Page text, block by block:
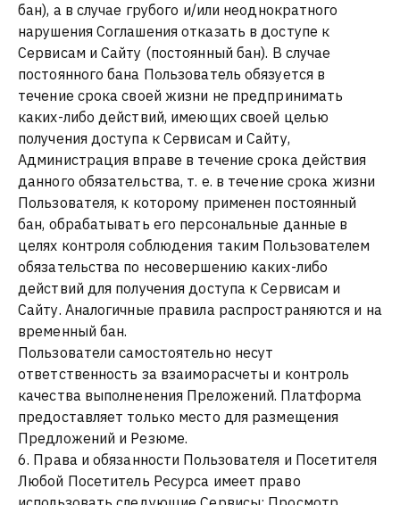
бан), а в случае грубого и/или неоднократного
нарушения Соглашения отказать в доступе к
Сервисам и Сайту (постоянный бан). В случае
постоянного бана Пользователь обязуется в
течение срока своей жизни не предпринимать
каких-либо действий, имеющих своей целью
получения доступа к Сервисам и Сайту,
Администрация вправе в течение срока действия
данного обязательства, т. е. в течение срока жизни
Пользователя, к которому применен постоянный
бан, обрабатывать его персональные данные в
целях контроля соблюдения таким Пользователем
обязательства по несовершению каких-либо
действий для получения доступа к Сервисам и
Сайту. Аналогичные правила распространяются и на
временный бан.
Пользователи самостоятельно несут
ответственность за взаиморасчеты и контроль
качества выполненения Преложений. Платформа
предоставляет только место для размещения
Предложений и Резюме.
6. Права и обязанности Пользователя и Посетителя
Любой Посетитель Ресурса имеет право